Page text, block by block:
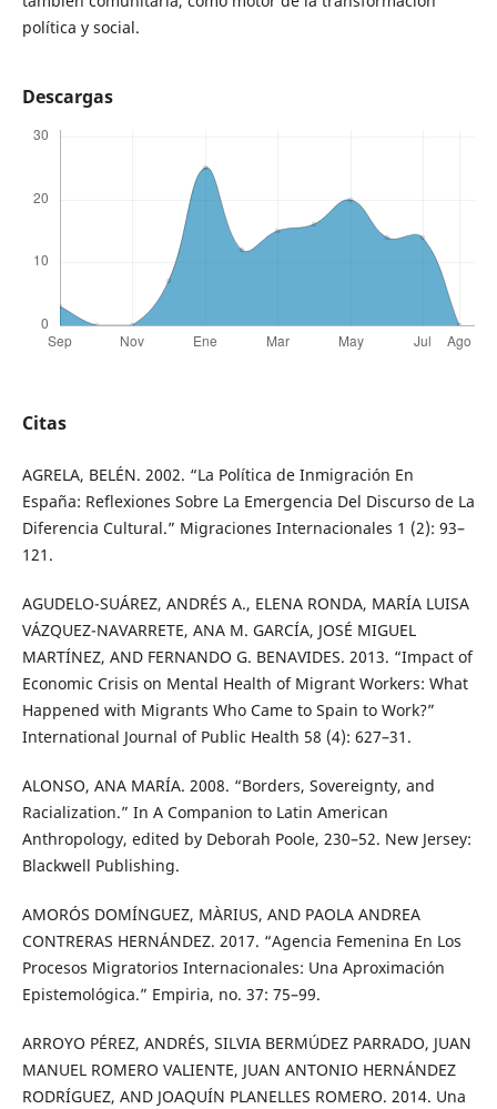
política y social.
Descargas
Citas
AGRELA, BELÉN. 2002. “La Política de Inmigración En
España: Reflexiones Sobre La Emergencia Del Discurso de La
Diferencia Cultural.” Migraciones Internacionales 1 (2): 93–
121.
AGUDELO-SUÁREZ, ANDRÉS A., ELENA RONDA, MARÍA LUISA
VÁZQUEZ-NAVARRETE, ANA M. GARCÍA, JOSÉ MIGUEL
MARTÍNEZ, AND FERNANDO G. BENAVIDES. 2013. “Impact of
Economic Crisis on Mental Health of Migrant Workers: What
Happened with Migrants Who Came to Spain to Work?”
International Journal of Public Health 58 (4): 627–31.
ALONSO, ANA MARÍA. 2008. “Borders, Sovereignty, and
Racialization.” In A Companion to Latin American
Anthropology, edited by Deborah Poole, 230–52. New Jersey:
Blackwell Publishing.
AMORÓS DOMÍNGUEZ, MÀRIUS, AND PAOLA ANDREA
CONTRERAS HERNÁNDEZ. 2017. “Agencia Femenina En Los
Procesos Migratorios Internacionales: Una Aproximación
Epistemológica.” Empiria, no. 37: 75–99.
ARROYO PÉREZ, ANDRÉS, SILVIA BERMÚDEZ PARRADO, JUAN
MANUEL ROMERO VALIENTE, JUAN ANTONIO HERNÁNDEZ
RODRÍGUEZ, AND JOAQUÍN PLANELLES ROMERO. 2014. Una